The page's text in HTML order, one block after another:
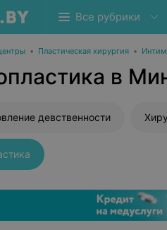
Все рубрики
• Пластическая хирургия •
в
девственности